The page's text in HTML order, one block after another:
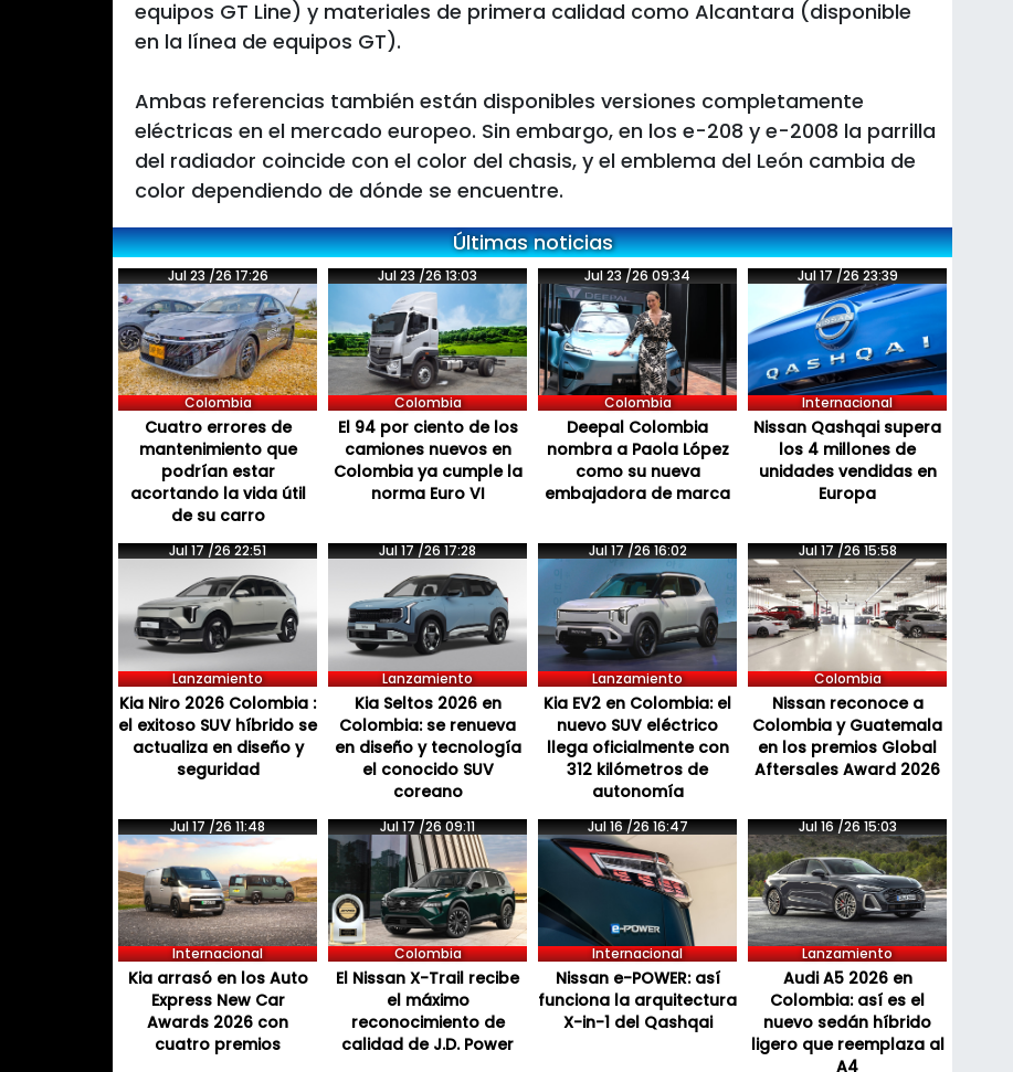
equipos GT Line) y materiales de primera calidad como Alcantara (disponible
en la línea de equipos GT).
Ambas referencias también están disponibles versiones completamente
eléctricas en el mercado europeo. Sin embargo, en los e-208 y e-2008 la parrilla
del radiador coincide con el color del chasis, y el emblema del León cambia de
color dependiendo de dónde se encuentre.
Últimas noticias
Jul 23 /26 17:26
Colombia
Cuatro errores de
mantenimiento que
podrían estar
acortando la vida útil
de su carro
Jul 23 /26 13:03
Colombia
El 94 por ciento de los
camiones nuevos en
Colombia ya cumple la
norma Euro VI
Jul 23 /26 09:34
Colombia
Deepal Colombia
nombra a Paola López
como su nueva
embajadora de marca
Jul 17 /26 23:39
Internacional
Nissan Qashqai supera
los 4 millones de
unidades vendidas en
Europa
Jul 17 /26 22:51
Lanzamiento
Kia Niro 2026 Colombia :
el exitoso SUV híbrido se
actualiza en diseño y
seguridad
Jul 17 /26 17:28
Lanzamiento
Kia Seltos 2026 en
Colombia: se renueva
en diseño y tecnología
el conocido SUV
coreano
Jul 17 /26 16:02
Lanzamiento
Kia EV2 en Colombia: el
nuevo SUV eléctrico
llega oficialmente con
312 kilómetros de
autonomía
Jul 17 /26 15:58
Colombia
Nissan reconoce a
Colombia y Guatemala
en los premios Global
Aftersales Award 2026
Jul 17 /26 11:48
Internacional
Kia arrasó en los Auto
Express New Car
Awards 2026 con
cuatro premios
Jul 17 /26 09:11
Colombia
El Nissan X-Trail recibe
el máximo
reconocimiento de
calidad de J.D. Power
Jul 16 /26 16:47
Internacional
Nissan e-POWER: así
funciona la arquitectura
X-in-1 del Qashqai
Jul 16 /26 15:03
Lanzamiento
Audi A5 2026 en
Colombia: así es el
nuevo sedán híbrido
ligero que reemplaza al
A4